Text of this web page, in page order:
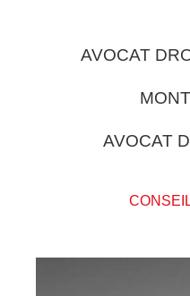
AVOCAT
AVOCAT